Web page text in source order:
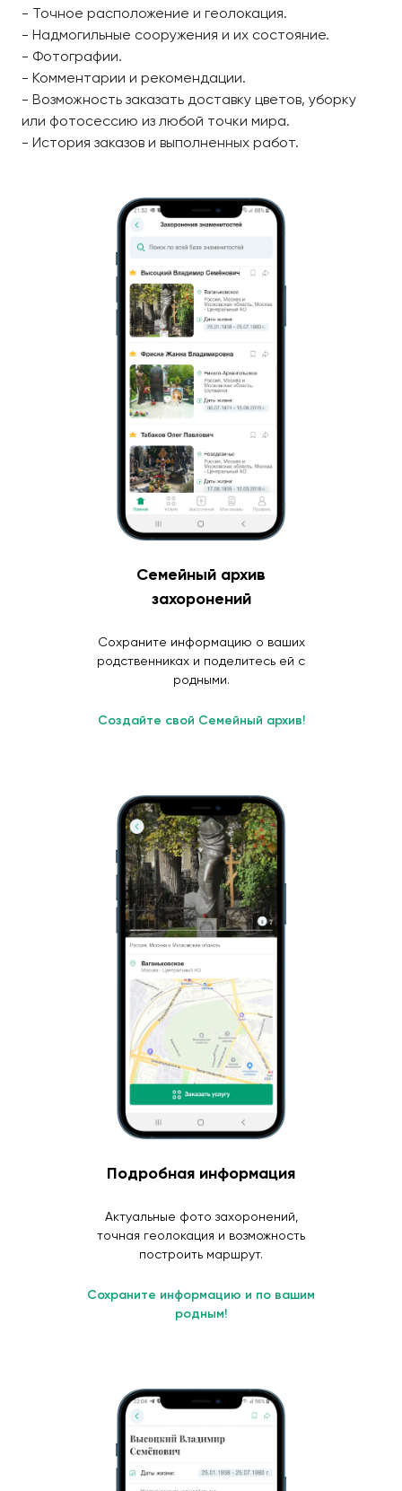
- Точное расположение и геолокация.
- Надмогильные сооружения и их состояние.
- Фотографии.
- Комментарии и рекомендации.
- Возможность заказать доставку цветов, уборку
или фотосессию из любой точки мира.
- История заказов и выполненных работ.
Семейный архив
захоронений
Сохраните информацию о ваших
родственниках и поделитесь ей с
родными.
Создайте свой Семейный архив!
Подробная информация
Актуальные фото захоронений,
точная геолокация и возможность
построить маршрут.
Сохраните информацию и по вашим
родным!